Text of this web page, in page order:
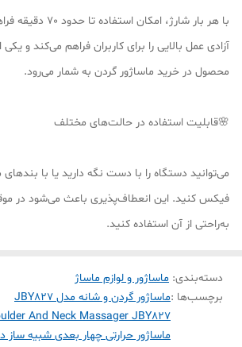
با هر بار شارژ،
آزادی عمل بالایی را برای کاربران فراهم می‌کند و
محصول در خرید ماساژور گردن به شمار می‌رود.
🌸قابلیت استفاده در حالت‌های مختلف
می‌توانید دستگاه را با دست نگه دارید یا با
فیکس کنید. این انعطاف‌پذیری باعث می‌شود در
به‌راحتی از آن استفاده کنید.
دسته‌بندی: ماساژور و لوازم ماساژ
برچسب‌ها :ماساژور گردن و شانه مدل JBY827
And Neck Massager JBY827
ماساژور حرارتی چهار بعدی شبیه